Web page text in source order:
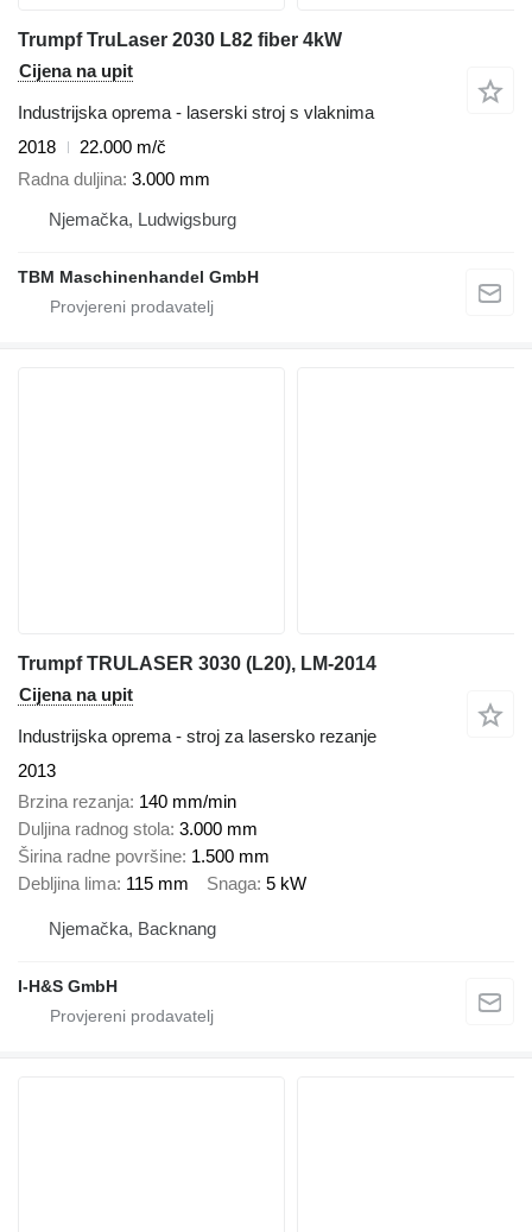
Trumpf TruLaser 2030 L82 fiber 4kW
Cijena na upit
Industrijska oprema - laserski stroj s vlaknima
2018
22.000 m/č
Radna duljina 3.000 mm
Njemačka, Ludwigsburg
TBM Maschinenhandel GmbH
Trumpf TRULASER 3030 (L20), LM-2014
Cijena na upit
Industrijska oprema - stroj za lasersko rezanje
2013
Brzina rezanja 140 mm/min
Duljina radnog stola 3.000 mm
Širina radne površine 1.500 mm
Debljina lima 115 mm Snaga 5 kW
Njemačka, Backnang
I-H&S GmbH